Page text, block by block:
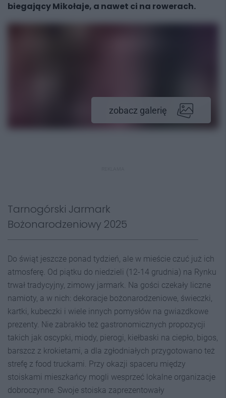
biegający Mikołaje, a nawet ci na rowerach.
zobacz galerię
Tarnogórski Jarmark
Bożonarodzeniowy 2025
Do świąt jeszcze ponad tydzień, ale w mieście czuć już ich
atmosferę. Od piątku do niedzieli (12-14 grudnia) na Rynku
trwał tradycyjny, zimowy jarmark. Na gości czekały liczne
namioty, a w nich: dekoracje bożonarodzeniowe, świeczki,
kartki, kubeczki i wiele innych pomysłów na gwiazdkowe
prezenty. Nie zabrakło też gastronomicznych propozycji
takich jak oscypki, miody, pierogi, kiełbaski na ciepło, bigos,
barszcz z krokietami, a dla zgłodniałych przygotowano też
strefę z food truckami. Przy okazji spaceru między
stoiskami mieszkańcy mogli wesprzeć lokalne organizacje
dobroczynne. Swoje stoiska zaprezentowały